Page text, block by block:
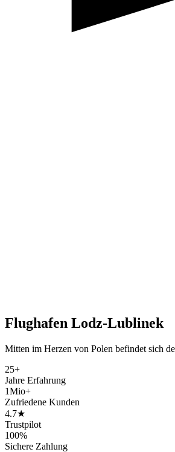
Flughafen Lodz-Lublinek
Mitten im Herzen von Polen befindet sich
25+
Jahre Erfahrung
1Mio+
Zufriedene Kunden
4.7★
Trustpilot
100%
Sichere Zahlung